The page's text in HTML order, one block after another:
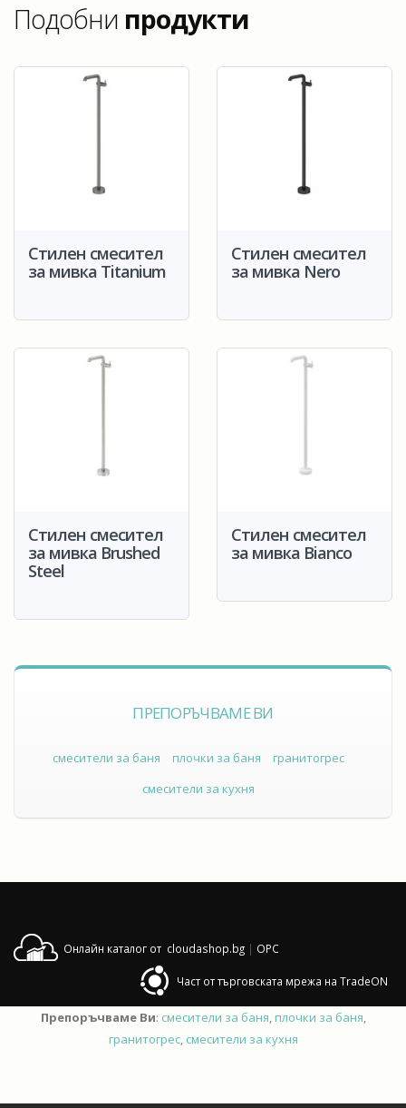
Подобни продукти
Стилен смесител
за мивка Titanium
Стилен смесител
за мивка Nero
Стилен смесител
за мивка Brushed
Steel
Стилен смесител
за мивка Bianco
ПРЕПОРЪЧВАМЕ ВИ
смесители за баня плочки за баня
гранитогрес
смесители за кухня
Онлайн каталог от cloudashop.bg | OPC
Част от търговската мрежа на TradeON
Препоръчваме Ви: смесители за баня, плочки за баня,
гранитогрес, смесители за кухня